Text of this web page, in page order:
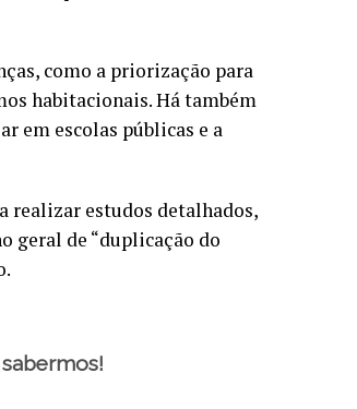
como a priorização para
habitacionais. Há também
em escolas públicas e a
realizar estudos detalhados,
geral de “duplicação do